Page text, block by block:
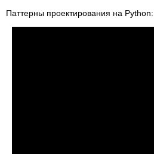
Паттерны проектирования на